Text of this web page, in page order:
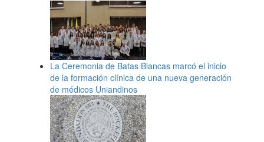
La Ceremonia de Batas Blancas marcó el inicio
de la formación clínica de una nueva generación
de médicos Uniandinos